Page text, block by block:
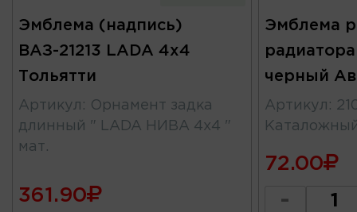
Эмблема (надпись)
ВАЗ-21213 LADA 4х4
Тольятти
Артикул : Орнамент задка
длинный " LADA НИВА 4х4 "
мат.
361.90
Эмблема
черный
Артикул :
72.00
-